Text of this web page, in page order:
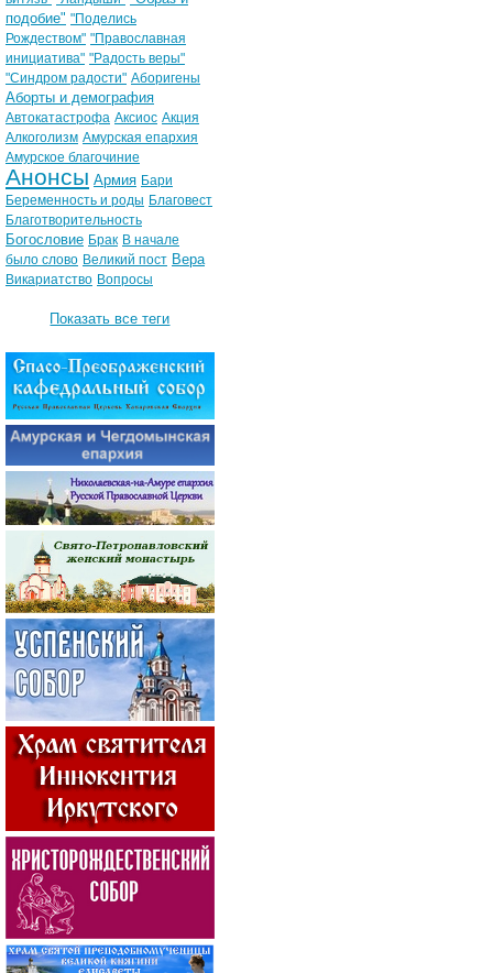
подобие" "Поделись
Рождеством" "Православная
инициатива" "Радость веры"
"Синдром радости" Аборигены
Аборты и демография
Автокатастрофа Аксиос Акция
Алкоголизм Амурская епархия
Амурское благочиние
Анонсы Армия Бари
Беременность и роды Благовест
Благотворительность
Богословие Брак В начале
было слово Великий пост Вера
Викариатство Вопросы
Показать все теги